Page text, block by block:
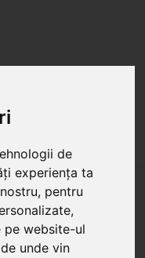
de
experiența ta
pentru
pe website-ul
unde vin